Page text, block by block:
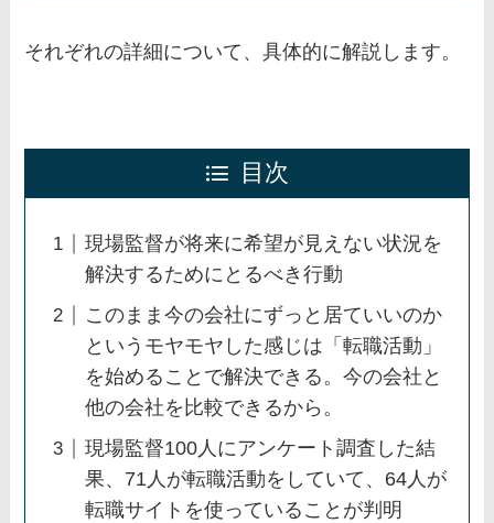
それぞれの詳細について、具体的に解説します。
目次
現場監督が将来に希望が見えない状況を
解決するためにとるべき行動
このまま今の会社にずっと居ていいのか
というモヤモヤした感じは「転職活動」
を始めることで解決できる。今の会社と
他の会社を比較できるから。
現場監督100人にアンケート調査した結
果、71人が転職活動をしていて、64人が
転職サイトを使っていることが判明